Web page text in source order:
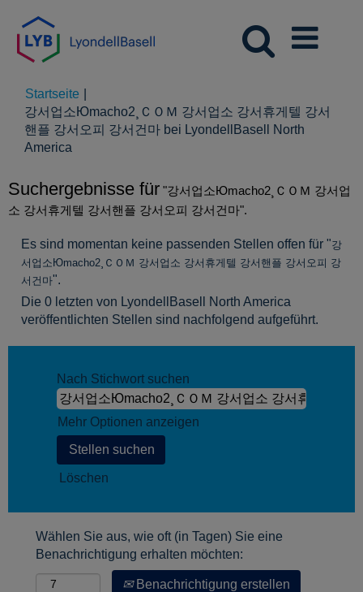
Startseite
강서업소Юmacho2¸ＣＯＭ 강서업소 강서휴게텔 강서
핸플 강서오피 강서건마 bei LyondellBasell North
America
Suchergebnisse für "강서업소Юmacho2¸ＣＯＭ 강서업
소 강서휴게텔 강서핸플 강서오피 강서건마".
Es sind momentan keine passenden Stellen offen für "강
서업소Юmacho2¸ＣＯＭ 강서업소 강서휴게텔 강서핸플 강서오피 강
서건마".
Die 0 letzten von LyondellBasell North America
veröffentlichten Stellen sind nachfolgend aufgeführt.
Nach Stichwort suchen
Mehr Optionen anzeigen
Löschen
Wählen Sie aus, wie oft (in Tagen) Sie eine
Benachrichtigung erhalten möchten:
Benachrichtigung erstellen